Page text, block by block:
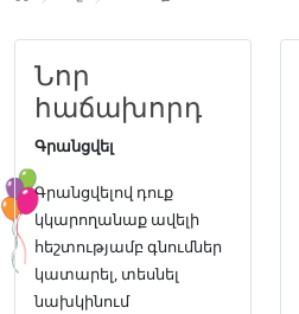
Նոր
հաճախորդ
Գրանցվել
Գրանցվելով դուք
կկարողանաք ավելի
հեշտությամբ գնումներ
կատարել, տեսնել
նախկինում